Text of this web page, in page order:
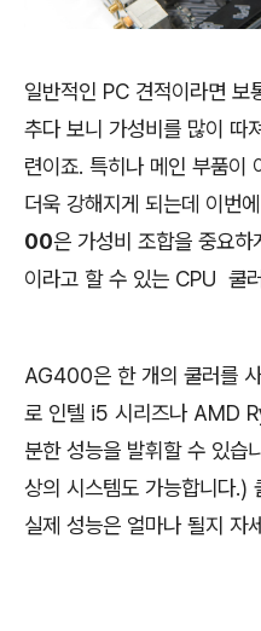
일반적인 PC 견적이라면 보
추다 보니 가성비를 많이 따
련이죠. 특히나 메인 부품이
더욱 강해지게 되는데 이번
00은 가성비 조합을 중요
이라고 할 수 있는 CPU 쿨
AG400은 한 개의 쿨러를
로 인텔 i5 시리즈나 AMD
분한 성능을 발휘할 수 있습
상의 시스템도 가능합니다.)
실제 성능은 얼마나 될지 자